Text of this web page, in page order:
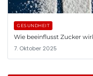
GESUNDHEIT
Wie beeinflusst Zucker
7. Oktober 2025